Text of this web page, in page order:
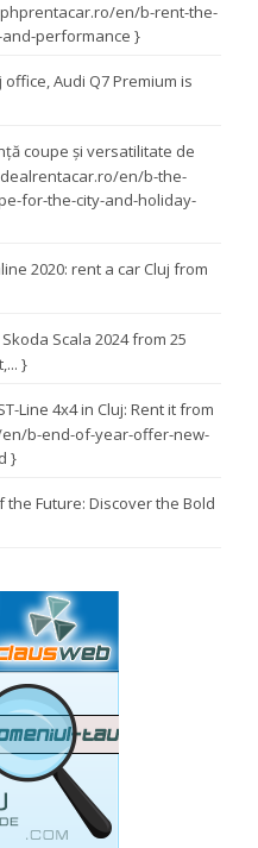
en/b-rent-the-
performance }
office, Audi Q7 Premium is
coupe și versatilitate de
en/b-the-
for-the-city-and-holiday-
2020: rent a car Cluj from
Scala 2024 from 25
}
Line 4x4 in Cluj: Rent it from
b-end-of-year-offer-new-
}
Future: Discover the Bold